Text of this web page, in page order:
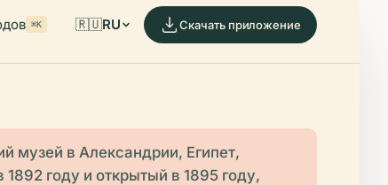
⌘K 🇷🇺RU Скачать приложение
музей в Александрии, Египет,
году и открытый в 1895 году,